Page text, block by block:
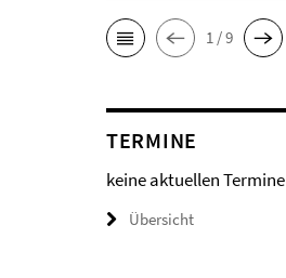
1 / 9
TERMINE
keine aktuellen Termine
Übersicht